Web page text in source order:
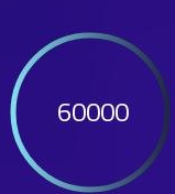
60000